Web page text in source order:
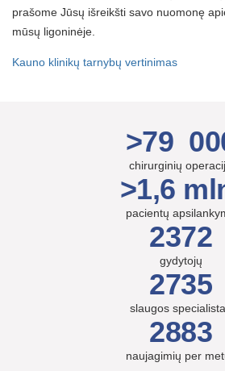
prašome Jūsų išreikšti savo nuomonę
mūsų ligoninėje.
Kauno klinikų tarnybų vertinimas
>79
chirurginių
>1,6
pacientų
2372
gydytojų
2735
slaugos
2883
naujagimių per